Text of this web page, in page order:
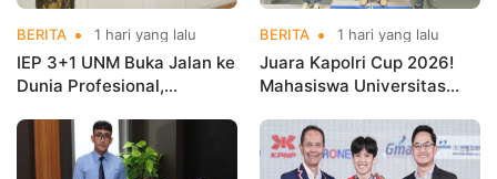
BERITA 1 hari yang lalu
IEP 3+1 UNM Buka Jalan ke
Dunia Profesional,
Kementerian Koperasi
BERITA 1 hari yang lalu
Juara Kapolri Cup 2026!
Mahasiswa Universitas
Nama Kampus di Kejurnas
Taekwondo